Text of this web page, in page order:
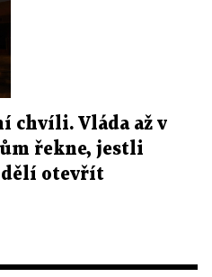
chvíli. Vláda až v
řekne, jestli
otevřít